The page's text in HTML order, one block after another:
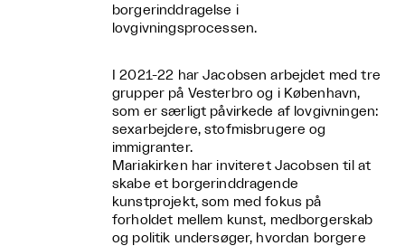
borgerinddragelse i
lovgivningsprocessen.
I 2021-22 har Jacobsen arbejdet med tre
grupper på Vesterbro og i København,
som er særligt påvirkede af lovgivningen:
sexarbejdere, stofmisbrugere og
immigranter.
Mariakirken har inviteret Jacobsen til at
skabe et borgerinddragende
kunstprojekt, som med fokus på
forholdet mellem kunst, medborgerskab
og politik undersøger, hvordan borgere